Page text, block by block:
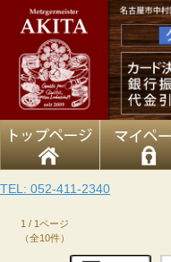
TEL: 052-411-2340
1 / 1ページ
（全10件）